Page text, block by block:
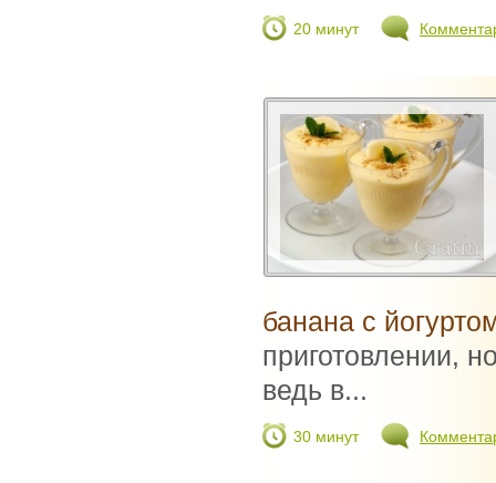
20 минут
банана с
приготовлении,
ведь в...
30 минут